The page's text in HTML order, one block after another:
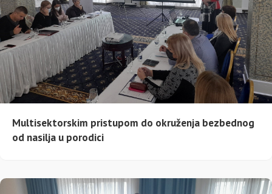
Multisektorskim pristupom do okruženja bezbednog
od nasilja u porodici